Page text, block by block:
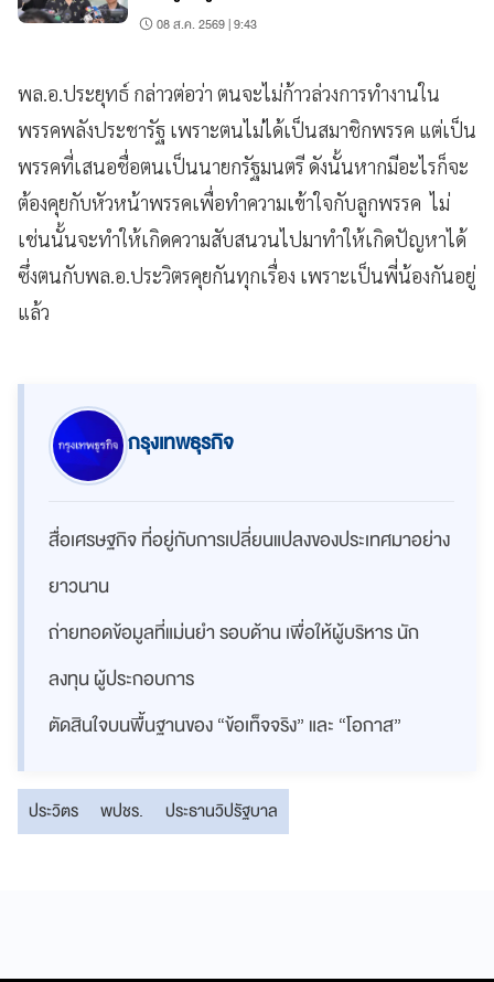
08 ส.ค. 2569 | 9:43
พล.อ.ประยุทธ์ กล่าวต่อว่า ตนจะไม่ก้าวล่วงการทำงานใน
พรรคพลังประชารัฐ เพราะตนไม่ได้เป็นสมาชิกพรรค แต่เป็น
พรรคที่เสนอชื่อตนเป็นนายกรัฐมนตรี ดังนั้นหากมีอะไรก็จะ
ต้องคุยกับหัวหน้าพรรคเพื่อทำความเข้าใจกับลูกพรรค ไม่
เช่นนั้นจะทำให้เกิดความสับสนวนไปมาทำให้เกิดปัญหาได้
ซึ่งตนกับพล.อ.ประวิตรคุยกันทุกเรื่อง เพราะเป็นพี่น้องกันอยู่
แล้ว
กรุงเทพธุรกิจ
สื่อเศรษฐกิจ ที่อยู่กับการเปลี่ยนแปลงของประเทศมาอย่าง
ยาวนาน
ถ่ายทอดข้อมูลที่แม่นยำ รอบด้าน เพื่อให้ผู้บริหาร นัก
ลงทุน ผู้ประกอบการ
ตัดสินใจบนพื้นฐานของ “ข้อเท็จจริง” และ “โอกาส”
ประวิตร พปชร. ประธานวิปรัฐบาล